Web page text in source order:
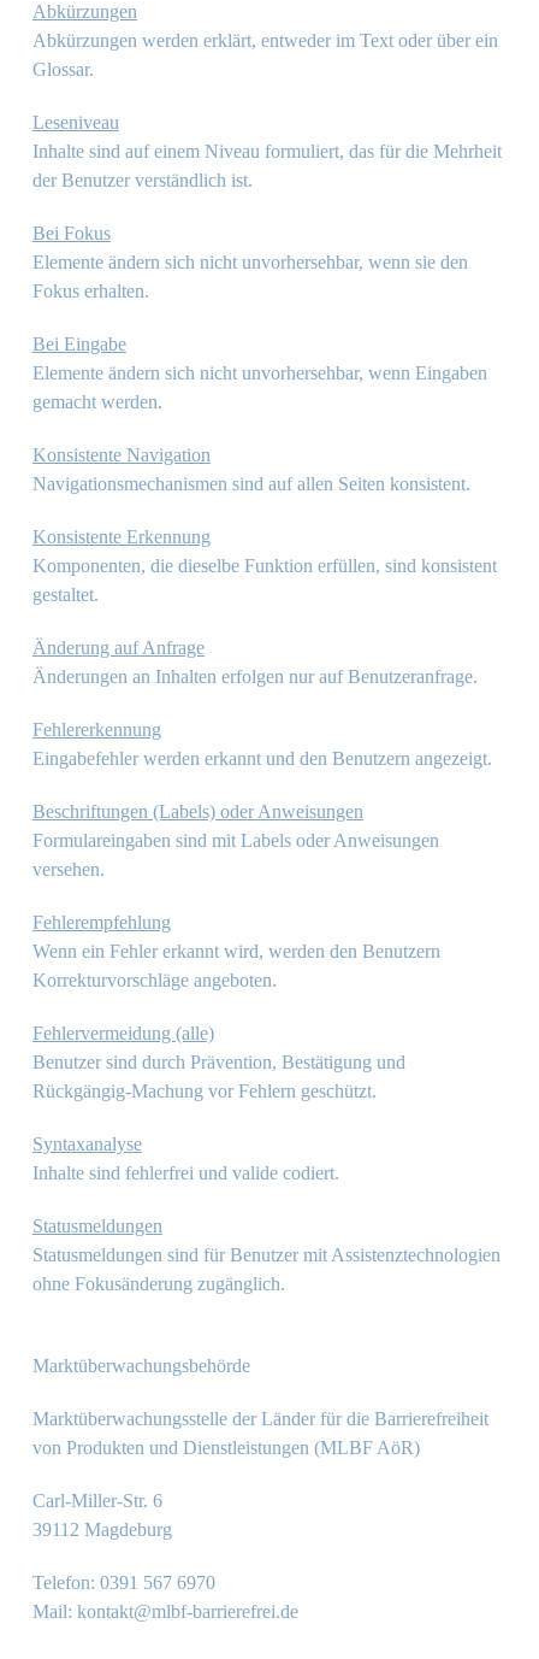
Abkürzungen
Abkürzungen werden erklärt, entweder im Text oder über ein
Glossar.
Leseniveau
Inhalte sind auf einem Niveau formuliert, das für die Mehrheit
der Benutzer verständlich ist.
Bei Fokus
Elemente ändern sich nicht unvorhersehbar, wenn sie den
Fokus erhalten.
Bei Eingabe
Elemente ändern sich nicht unvorhersehbar, wenn Eingaben
gemacht werden.
Konsistente Navigation
Navigationsmechanismen sind auf allen Seiten konsistent.
Konsistente Erkennung
Komponenten, die dieselbe Funktion erfüllen, sind konsistent
gestaltet.
Änderung auf Anfrage
Änderungen an Inhalten erfolgen nur auf Benutzeranfrage.
Fehlererkennung
Eingabefehler werden erkannt und den Benutzern angezeigt.
Beschriftungen (Labels) oder Anweisungen
Formulareingaben sind mit Labels oder Anweisungen
versehen.
Fehlerempfehlung
Wenn ein Fehler erkannt wird, werden den Benutzern
Korrekturvorschläge angeboten.
Fehlervermeidung (alle)
Benutzer sind durch Prävention, Bestätigung und
Rückgängig-Machung vor Fehlern geschützt.
Syntaxanalyse
Inhalte sind fehlerfrei und valide codiert.
Statusmeldungen
Statusmeldungen sind für Benutzer mit Assistenztechnologien
ohne Fokusänderung zugänglich.
Marktüberwachungsbehörde
Marktüberwachungsstelle der Länder für die Barrierefreiheit
von Produkten und Dienstleistungen (MLBF AöR)
Carl-Miller-Str. 6
39112 Magdeburg
Telefon: 0391 567 6970
Mail: kontakt@mlbf-barrierefrei.de